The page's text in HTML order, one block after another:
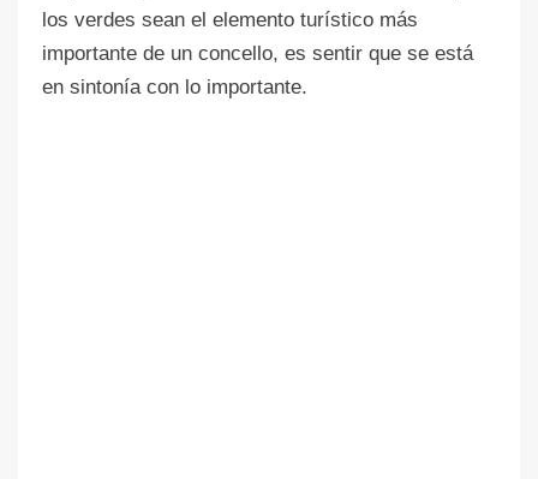
los verdes sean el elemento turístico más
importante de un concello, es sentir que se está
en sintonía con lo importante.